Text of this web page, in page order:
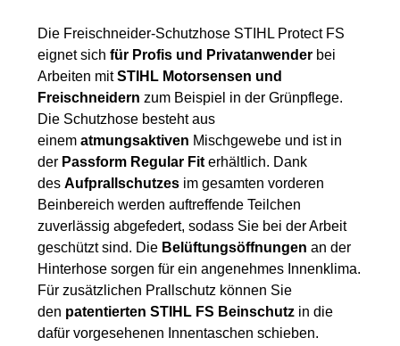
Die Freischneider-Schutzhose STIHL Protect FS
eignet sich für Profis und Privatanwender bei
Arbeiten mit STIHL Motorsensen und
Freischneidern zum Beispiel in der Grünpflege.
Die Schutzhose besteht aus
einem atmungsaktiven Mischgewebe und ist in
der Passform Regular Fit erhältlich. Dank
des Aufprallschutzes im gesamten vorderen
Beinbereich werden auftreffende Teilchen
zuverlässig abgefedert, sodass Sie bei der Arbeit
geschützt sind. Die Belüftungsöffnungen an der
Hinterhose sorgen für ein angenehmes Innenklima.
Für zusätzlichen Prallschutz können Sie
den patentierten STIHL FS Beinschutz in die
dafür vorgesehenen Innentaschen schieben.